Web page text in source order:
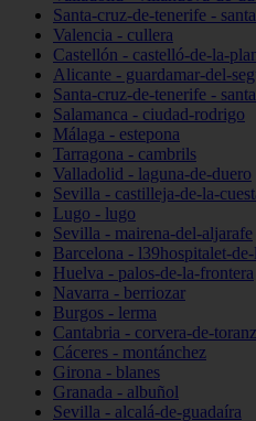
Santa-cruz-de-tenerife -
Valencia - cullera
Castellón - castelló-de-la-
Alicante - guardamar-del-
Santa-cruz-de-tenerife -
Salamanca - ciudad-rodrigo
Málaga - estepona
Tarragona - cambrils
Valladolid - laguna-de-duero
Sevilla - castilleja-de-la-
Lugo - lugo
Sevilla - mairena-del-aljarafe
Barcelona - l39hospitalet-
Huelva - palos-de-la-frontera
Navarra - berriozar
Burgos - lerma
Cantabria - corvera-de-
Cáceres - montánchez
Girona - blanes
Granada - albuñol
Sevilla - alcalá-de-guadaíra